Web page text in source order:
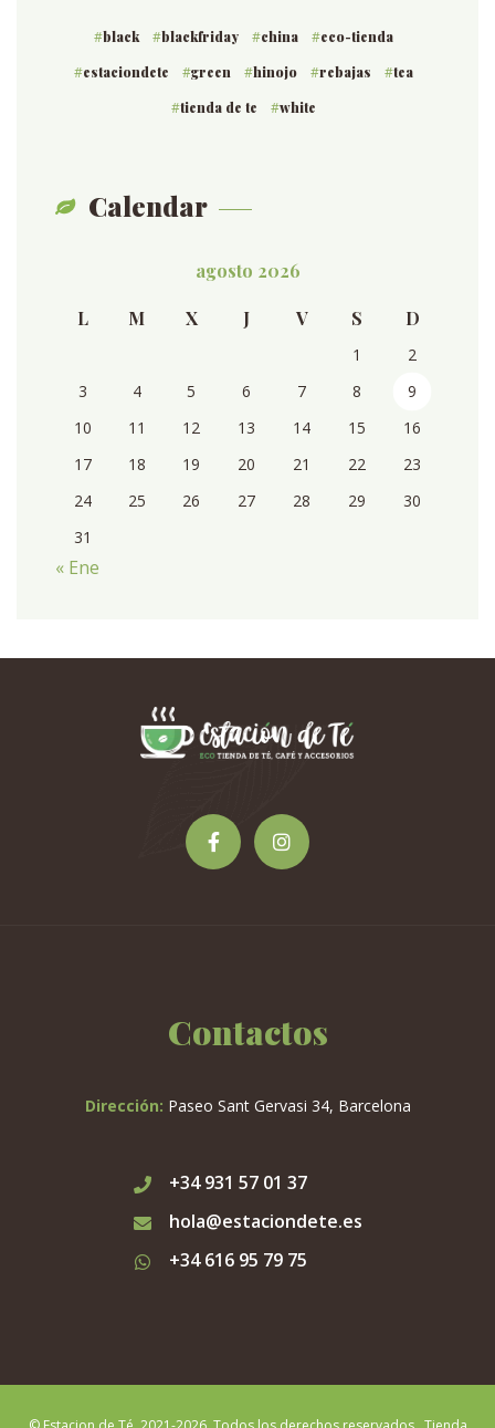
black blackfriday china
eco-tienda
estaciondete
green hinojo rebajas
tea
tienda de te
white
Calendar
agosto 2026
L M X J V S D
1
2
3
4 5 6 7 8
9
10
11 12 13 14 15
16
17
18 19 20 21 22
23
24
25 26 27 28 29
30
31
« Ene
Contactos
Dirección: Paseo Sant Gervasi 34, Barcelona
+34 931 57 01 37
hola@estaciondete.es
+34 616 95 79 75